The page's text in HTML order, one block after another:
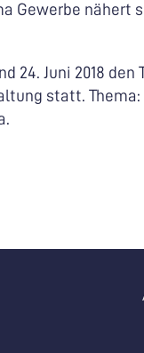
Gewerbe nähert
24. Juni 2018 den
statt. Thema: